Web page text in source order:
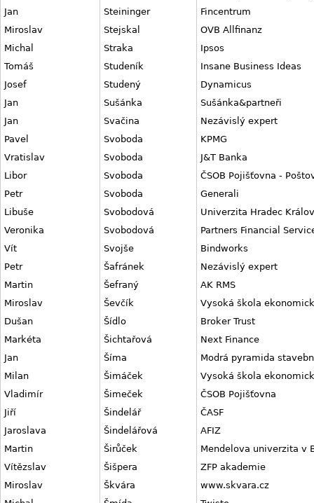
Jan
Steininger
Fincentrum
Miroslav
Stejskal
OVB Allfinanz
Michal
Straka
Ipsos
Tomáš
Studeník
Insane Business Ideas
Josef
Studený
Dynamicus
Jan
Sušánka
Sušánka&partneři
Jan
Svačina
Nezávislý expert
Pavel
Svoboda
KPMG
Vratislav
Svoboda
J&T Banka
Libor
Svoboda
ČSOB Pojišťovna -
Petr
Svoboda
Generali
Libuše
Svobodová
Univerzita Hradec
Veronika
Svobodová
Partners Financial
Vít
Svojše
Bindworks
Petr
Šafránek
Nezávislý expert
Martin
Šefraný
AK RMS
Miroslav
Ševčík
Vysoká škola
Dušan
Šídlo
Broker Trust
Markéta
Šichtařová
Next Finance
Jan
Šíma
Modrá pyramida
Milan
Šimáček
Vysoká škola
Vladimír
Šimeček
ČSOB Pojišťovna
Jiří
Šindelář
ČASF
Jaroslava
Šindelářová
AFIZ
Martin
Širůček
Mendelova univerzita v
Vítězslav
Šišpera
ZFP akademie
Miroslav
Škvára
www.skvara.cz